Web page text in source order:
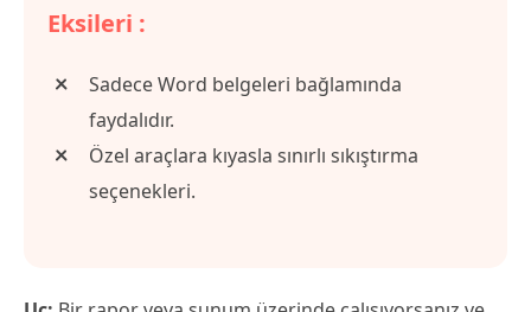
Eksileri :
Sadece Word belgeleri bağlamında
faydalıdır.
Özel araçlara kıyasla sınırlı sıkıştırma
seçenekleri.